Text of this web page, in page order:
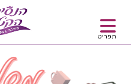
תפריט